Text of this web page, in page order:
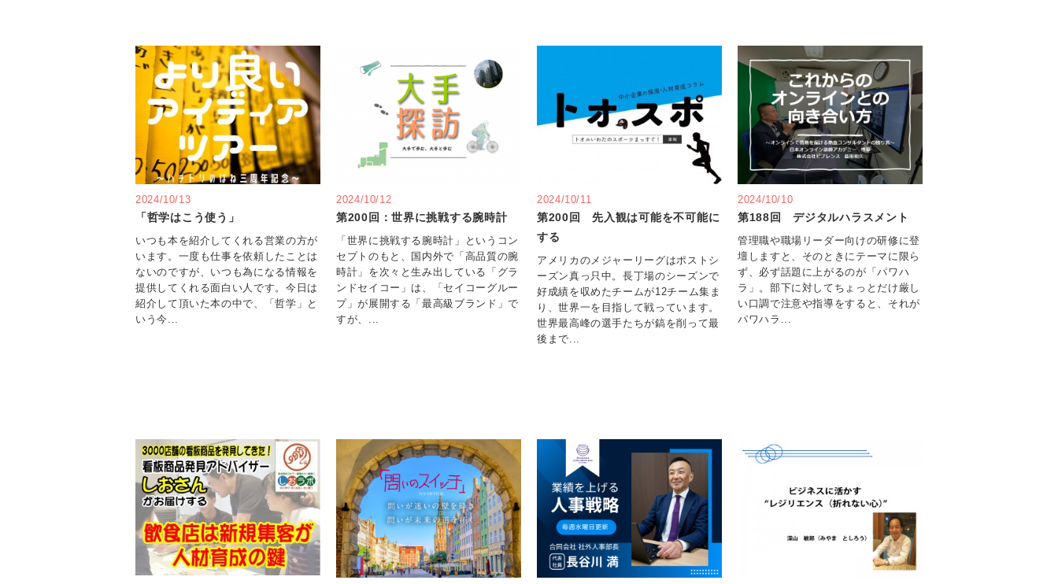
2024/10/13
「哲学はこう使う」
いつも本を紹介してくれる営業の方が
います。一度も仕事を依頼したことは
ないのですが、いつも為になる情報を
提供してくれる面白い人です。今日は
紹介して頂いた本の中で、「哲学」と
いう今...
2024/10/12
第200回：世界に挑戦する腕時計
「世界に挑戦する腕時計」というコン
セプトのもと、国内外で「高品質の腕
時計」を次々と生み出している「グラ
ンドセイコー」は、「セイコーグルー
プ」が展開する「最高級ブランド」で
すが、...
2024/10/11
第200回 先入観は可能を不可能に
する
アメリカのメジャーリーグはポストシ
ーズン真っ只中。長丁場のシーズンで
好成績を収めたチームが12チーム集ま
り、世界一を目指して戦っています。
世界最高峰の選手たちが鎬を削って最
後まで...
2024/10/10
第188回 デジタルハラスメント
管理職や職場リーダー向けの研修に登
壇しますと、そのときにテーマに限ら
ず、必ず話題に上がるのが「パワハ
ラ」。部下に対してちょっとだけ厳し
い口調で注意や指導をすると、それが
パワハラ...